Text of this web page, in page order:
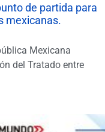
de partida para
mexicanas.
Mexicana
del Tratado entre